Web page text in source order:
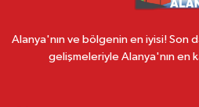
Alanya'nın ve bölgenin en iyisi! Son
gelişmeleriyle Alanya'nın en